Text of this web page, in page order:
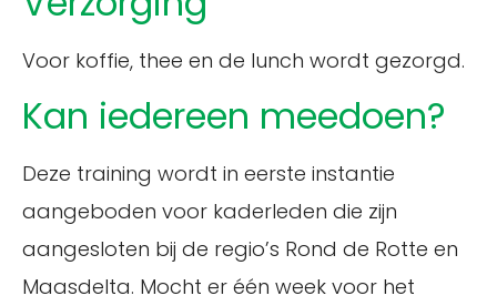
Voor koffie, thee en de lunch wordt gezorgd.
Kan iedereen meedoen?
Deze training wordt in eerste instantie
aangeboden voor kaderleden die zijn
aangesloten bij de regio’s Rond de Rotte en
Maasdelta. Mocht er één week voor het